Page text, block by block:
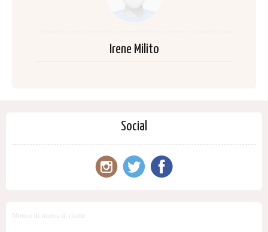
Irene Milito
Social
Motore di ricerca di ricette